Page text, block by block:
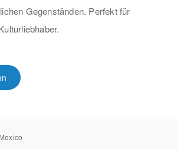
Gegenständen. Perfekt für
Mexico